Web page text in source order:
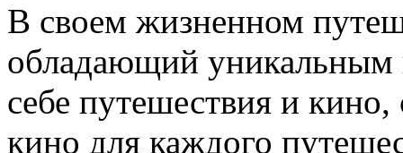
В своем жизненном
обладающий уникальным
себе путешествия и
кино для каждого